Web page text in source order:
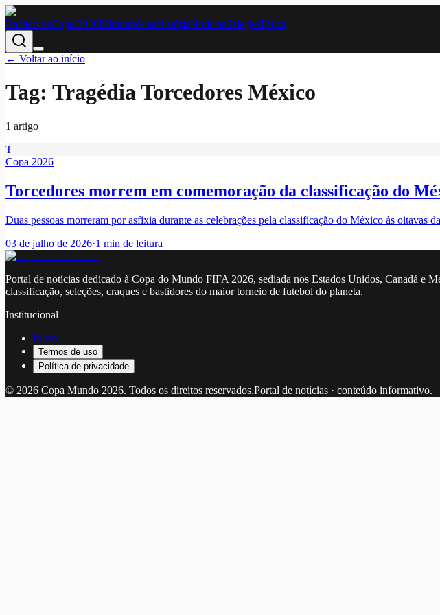
BastidoresCopa 2026EliminatóriasHistóriaNotíciasSeleçãoTática
← Voltar ao início
Tag: Tragédia Torcedores México
1 artigo
T
Copa 2026
Torcedores morrem em comemoração da classificação do
Duas pessoas morreram por asfixia durante as celebrações pela classificação do México às
03 de julho de 2026·1 min de leitura
Portal de notícias dedicado à Copa do Mundo FIFA 2026, sediada nos Estados Unidos, Canadá e
classificação, seleções, craques e bastidores do maior torneio de futebol do planeta.
Institucional
Início
Termos de uso
Política de privacidade
© 2026 Copa Mundo 2026. Todos os direitos reservados.Portal de notícias · conteúdo informativo.